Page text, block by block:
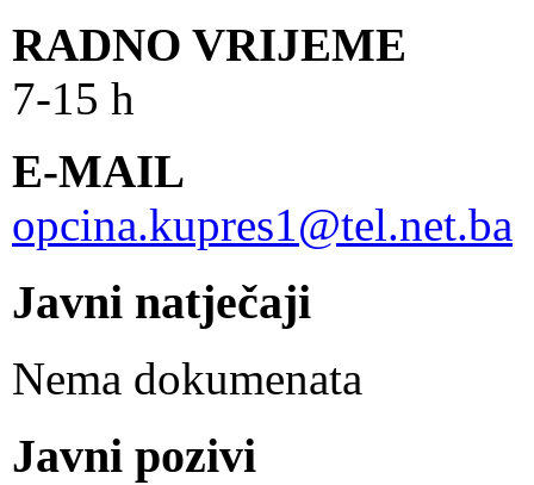
RADNO VRIJEME
7-15 h
E-MAIL
opcina.kupres1@tel.net.ba
Javni natječaji
Nema dokumenata
Javni pozivi